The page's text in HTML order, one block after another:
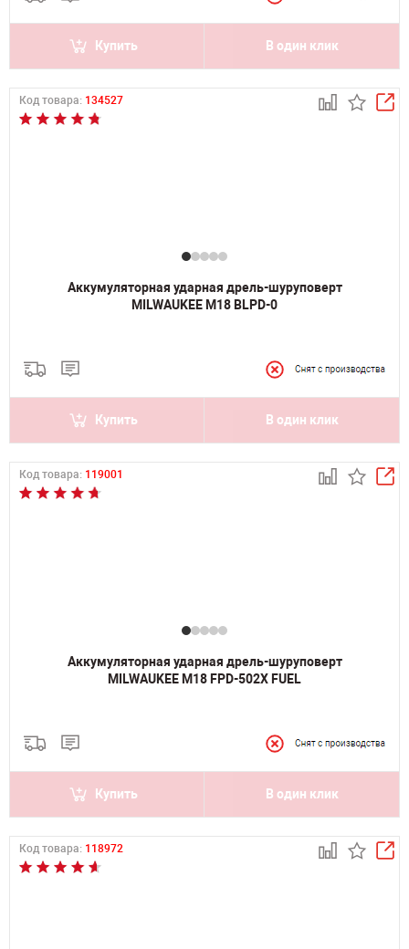
Купить В один клик
Код товара: 134527
Аккумуляторная ударная дрель-шуруповерт
MILWAUKEE M18 BLPD-0
Купить В один клик
Код товара: 119001
Аккумуляторная ударная дрель-шуруповерт
MILWAUKEE M18 FPD-502X FUEL
Купить В один клик
Код товара: 118972